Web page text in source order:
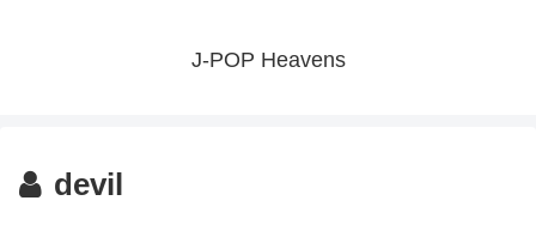
J-POP Heavens
devil